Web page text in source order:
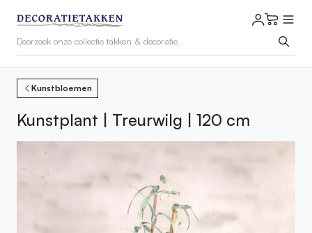
Kunstbloemen
Kunstplant | Treurwilg | 120 cm